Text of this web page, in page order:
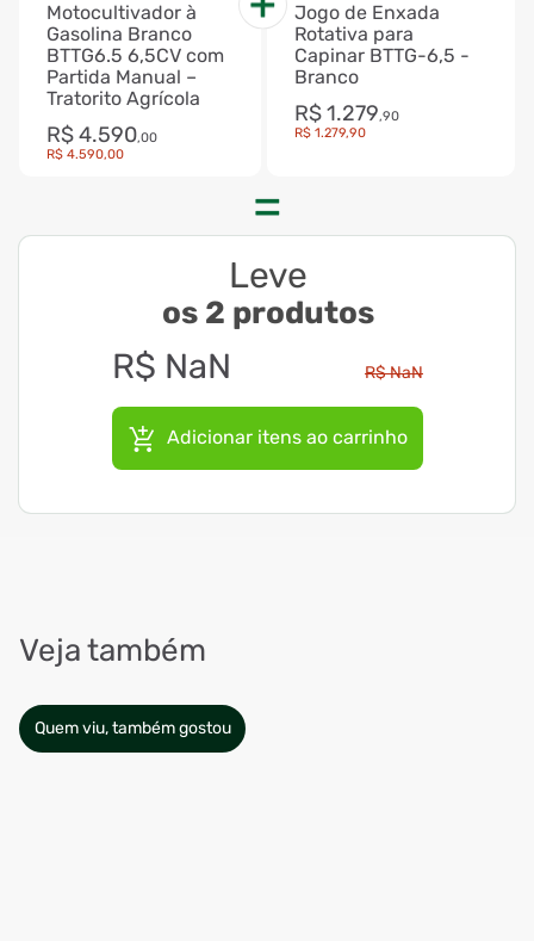
Motocultivador à
Gasolina Branco
BTTG6.5 6,5CV com
Partida Manual –
Tratorito Agrícola
R$4.590,00
R$ 4.590,00
Jogo de Enxada
Rotativa para
Capinar BTTG-6,5 -
Branco
R$1.279,90
R$ 1.279,90
Leve
os 2 produtos
R$ NaN R$NaN
Adicionar itens ao carrinho
Veja também
Quem viu, também gostou